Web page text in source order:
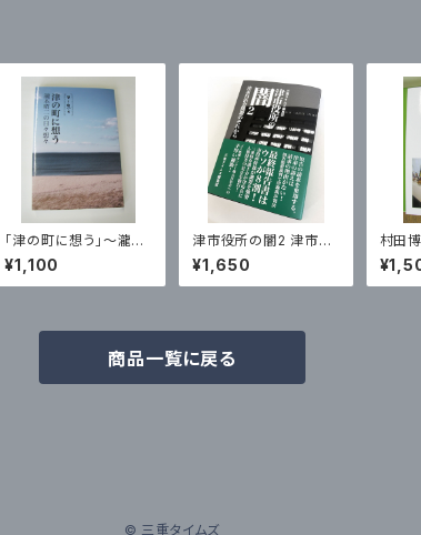
「津の町に想う」〜瀧本
昭二の日々想々
¥1,100
津市役所の闇2 津市自
治会問題のそれから
¥1,650
村田
あり
昭和史
商品一覧に戻る
© 三重タイムズ